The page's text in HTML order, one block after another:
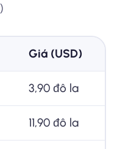
Giá (USD)
3,90 đô la
11,90 đô la